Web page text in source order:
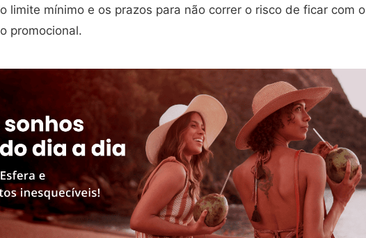
limite mínimo e os prazos para não correr o risco de ficar com o
promocional.